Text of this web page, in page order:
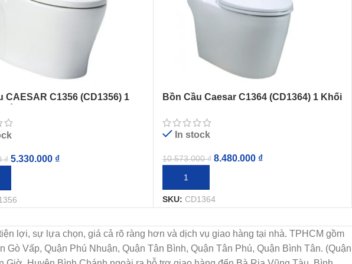
CAESAR C1356 (CD1356) 1
₫ 5.330.000 ₫
GIỎ HÀNG
Bồn Cầu Caesar C1364 (CD1364) 1 Khối
In stock
10.573.000₫ 8.480.000 ₫
THÊM VÀO GIỎ HÀNG
SKU: CD1364
lợi, sự lựa chọn, giá cả rõ ràng hơn và dịch vụ giao hàng tại nhà. TPHCM gồm
Vấp, Quận Phú Nhuận, Quận Tân Bình, Quận Tân Phú, Quận Bình Tân. (Quận